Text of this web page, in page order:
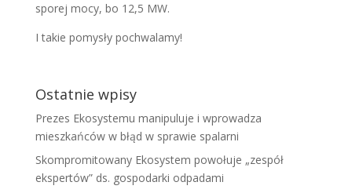
sporej mocy, bo 12,5 MW.
I takie pomysły pochwalamy!
Ostatnie wpisy
Prezes Ekosystemu manipuluje i wprowadza
mieszkańców w błąd w sprawie spalarni
Skompromitowany Ekosystem powołuje „zespół
ekspertów” ds. gospodarki odpadami